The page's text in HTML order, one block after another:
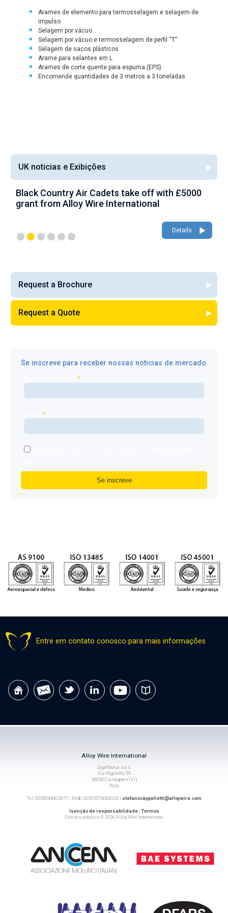
Arames de elemento para termosselagem e selagem de
impulso
Selagem por vácuo
Selagem por vácuo e termosselagem de perfil “T”
Selagem de sacos plásticos
Arame para selantes em L
Arames de corte quente para espuma (EPS)
Encomende quantidades de 3 metros a 3 toneladas
UK noticias e Exibições
Black Country Air Cadets take off with £5000
grant from Alloy Wire International
Details
Request a Brochure
Request a Quote
Se inscreve para receber nossas noticias de mercado
Nome de contacto*
E-mail*
Entre em contato conosco para mais informações
Alloy Wire International
Sagittaurus s.a.s.
Via Rigoletto 55
36020 Castegnero (VI)
Italy
Tel: 0039044402677 | Mob: 00393318084924 | stefanocappelletti@alloywire.com
Isenção de responsabilidade|Termos
Direitos autorais © 2026 Alloy Wire International